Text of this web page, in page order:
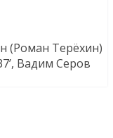
(Роман Терёхин)
Вадим Серов